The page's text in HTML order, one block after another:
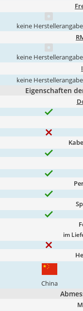
keine Herstellerangabe
keine Herstellerangabe
keine Herstellerangabe
Eigenschaften
im
China